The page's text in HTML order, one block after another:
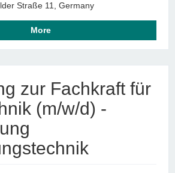
Straße 11, Germany
More
zur Fachkraft für
(m/w/d) -